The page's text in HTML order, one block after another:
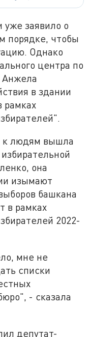
уже заявило о
порядке, чтобы
Однако
центра по
Анжела
в здании
рамках
к людям вышла
она
изымают
башкана
в рамках
2022-
мне не
списки
- сказала
депутат-